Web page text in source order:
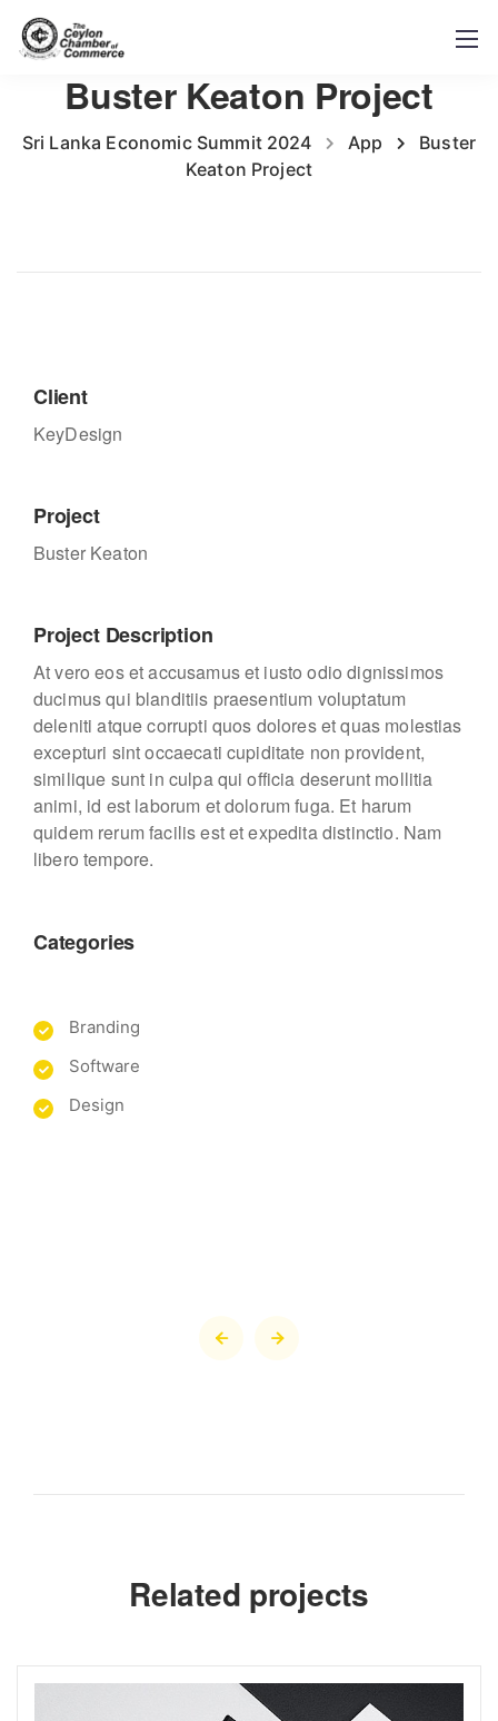
Buster Keaton Project
Sri Lanka Economic Summit 2024 App
Buster
Keaton Project
Client
KeyDesign
Project
Buster Keaton
Project Description
At vero eos et accusamus et iusto odio dignissimos
ducimus qui blanditiis praesentium voluptatum
deleniti atque corrupti quos dolores et quas molestias
excepturi sint occaecati cupiditate non provident,
similique sunt in culpa qui officia deserunt mollitia
animi, id est laborum et dolorum fuga. Et harum
quidem rerum facilis est et expedita distinctio. Nam
libero tempore.
Categories
Branding
Software
Design
Related projects